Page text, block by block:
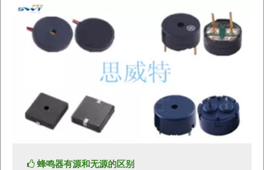
蜂鸣器有源和无源的区别